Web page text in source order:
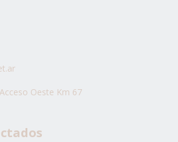
Oeste Km 67